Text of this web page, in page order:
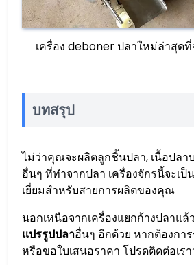
เครื่อง deboner ปลาใหม่ล่าสุดที่
บทสรุป
ไม่ว่าคุณจะผลิตลูกชิ้นปลา, เนื้อปล
อื่นๆ ที่ทำจากปลา เครื่องจักรนี้จะเป็
เยี่ยมสำหรับสายการผลิตของคุณ
นอกเหนือจากเครื่องแยกก้างปลาแล้
แปรรูปปลาอื่นๆ อีกด้วย หากต้องการ
หรือขอใบเสนอราคา โปรดติดต่อเร